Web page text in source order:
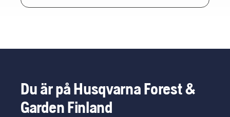
Du är på Husqvarna Forest &
Garden Finland